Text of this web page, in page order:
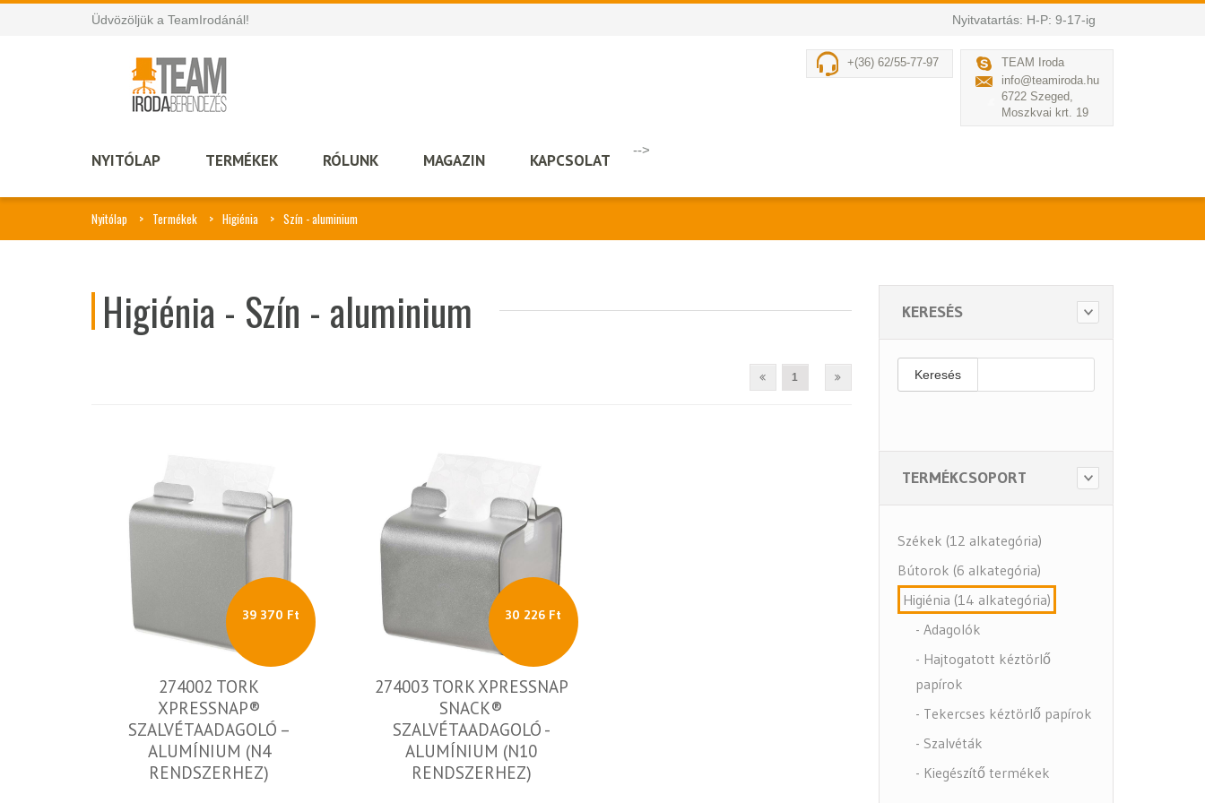
Üdvözöljük a TeamIrodánál! Nyitvatartás: H-P: 9-17-ig
TEAM Iroda
info@teamiroda.hu
6722 Szeged,
Moszkvai krt. 19
+(36) 62/55-77-97
NYITÓLAP TERMÉKEK
-->
RÓLUNK MAGAZIN KAPCSOLAT
Nyitólap Termékek Higiénia Szín - aluminium
Higiénia - Szín - aluminium
1
39 370 Ft
274002 TORK
XPRESSNAP®
SZALVÉTAADAGOLÓ –
ALUMÍNIUM (N4
RENDSZERHEZ)
30 226 Ft
274003 TORK XPRESSNAP
SNACK®
SZALVÉTAADAGOLÓ -
ALUMÍNIUM (N10
RENDSZERHEZ)
KERESÉS
Keresés
TERMÉKCSOPORT
Székek (12 alkategória)
Bútorok (6 alkategória)
Higiénia (14 alkategória)
- Adagolók
- Hajtogatott kéztörlő
papírok
- Tekercses kéztörlő papírok
- Szalvéták
- Kiegészítő termékek